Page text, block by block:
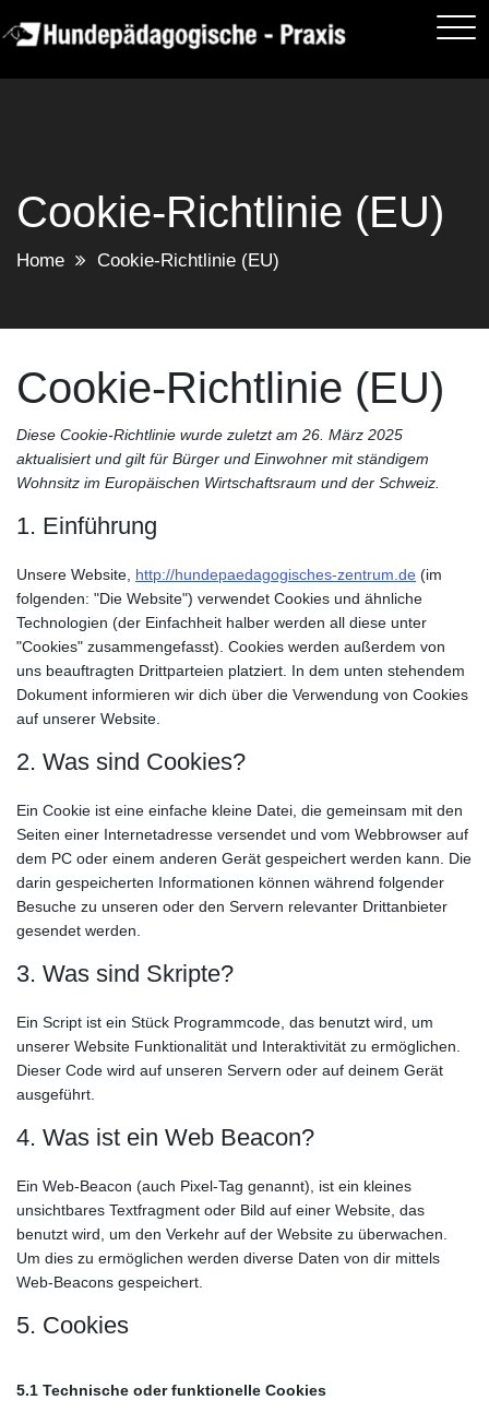
to
Cookie-Richtlinie (EU)
Home Cookie-Richtlinie (EU)
Cookie-Richtlinie (EU)
Diese Cookie-Richtlinie wurde zuletzt am 26. März 2025
aktualisiert und gilt für Bürger und Einwohner mit ständigem
Wohnsitz im Europäischen Wirtschaftsraum und der Schweiz.
1. Einführung
Unsere Website, http://hundepaedagogisches-zentrum.de (im
folgenden: "Die Website") verwendet Cookies und ähnliche
Technologien (der Einfachheit halber werden all diese unter
"Cookies" zusammengefasst). Cookies werden außerdem von
uns beauftragten Drittparteien platziert. In dem unten stehendem
Dokument informieren wir dich über die Verwendung von Cookies
auf unserer Website.
2. Was sind Cookies?
Ein Cookie ist eine einfache kleine Datei, die gemeinsam mit den
Seiten einer Internetadresse versendet und vom Webbrowser auf
dem PC oder einem anderen Gerät gespeichert werden kann. Die
darin gespeicherten Informationen können während folgender
Besuche zu unseren oder den Servern relevanter Drittanbieter
gesendet werden.
3. Was sind Skripte?
Ein Script ist ein Stück Programmcode, das benutzt wird, um
unserer Website Funktionalität und Interaktivität zu ermöglichen.
Dieser Code wird auf unseren Servern oder auf deinem Gerät
ausgeführt.
4. Was ist ein Web Beacon?
Ein Web-Beacon (auch Pixel-Tag genannt), ist ein kleines
unsichtbares Textfragment oder Bild auf einer Website, das
benutzt wird, um den Verkehr auf der Website zu überwachen.
Um dies zu ermöglichen werden diverse Daten von dir mittels
Web-Beacons gespeichert.
5. Cookies
5.1 Technische oder funktionelle Cookies